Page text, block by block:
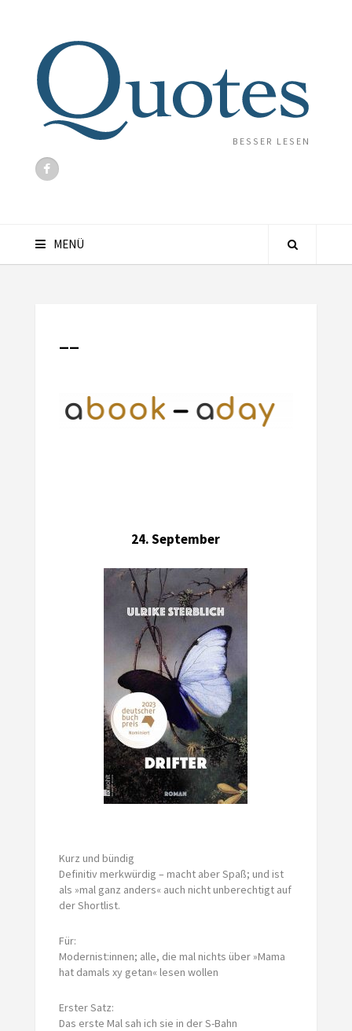
BESSER LESEN
MENÜ
24. September
Kurz und bündig
Definitiv merkwürdig – macht aber Spaß; und ist
als »mal ganz anders« auch nicht unberechtigt auf
der Shortlist.
Für:
Modernist:innen; alle, die mal nichts über »Mama
hat damals xy getan« lesen wollen
Erster Satz:
Das erste Mal sah ich sie in der S-Bahn